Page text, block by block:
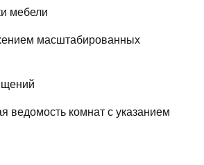
мебели
масштабированных
ведомость комнат с указанием